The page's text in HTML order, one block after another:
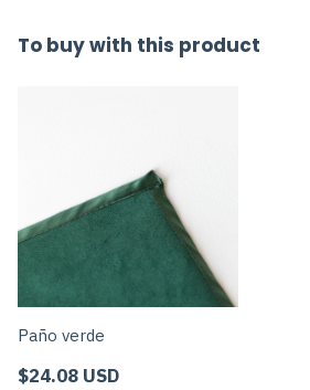
To buy with this product
Paño verde
$24.08 USD